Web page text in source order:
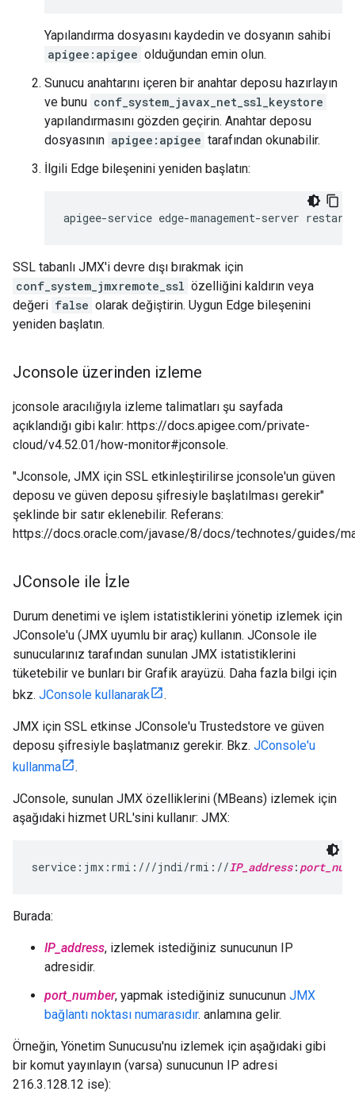
Yapılandırma dosyasını kaydedin ve dosyanın sahibi
apigee:apigee olduğundan emin olun.
Sunucu anahtarını içeren bir anahtar deposu hazırlayın
ve bunu conf_system_javax_net_ssl_keystore
yapılandırmasını gözden geçirin. Anahtar deposu
dosyasının apigee:apigee tarafından okunabilir.
İlgili Edge bileşenini yeniden başlatın:
apigee-service edge-management-server restart
SSL tabanlı JMX'i devre dışı bırakmak için
conf_system_jmxremote_ssl özelliğini kaldırın veya
değeri false olarak değiştirin. Uygun Edge bileşenini
yeniden başlatın.
Jconsole üzerinden izleme
jconsole aracılığıyla izleme talimatları şu sayfada
açıklandığı gibi kalır: https://docs.apigee.com/private-
cloud/v4.52.01/how-monitor#jconsole.
"Jconsole, JMX için SSL etkinleştirilirse jconsole'un güven
deposu ve güven deposu şifresiyle başlatılması gerekir"
şeklinde bir satır eklenebilir. Referans:
https://docs.oracle.com/javase/8/docs/technotes/guides/
JConsole ile İzle
Durum denetimi ve işlem istatistiklerini yönetip izlemek için
JConsole'u (JMX uyumlu bir araç) kullanın. JConsole ile
sunucularınız tarafından sunulan JMX istatistiklerini
tüketebilir ve bunları bir Grafik arayüzü. Daha fazla bilgi için
bkz. JConsole kullanarak .
JMX için SSL etkinse JConsole'u Trustedstore ve güven
deposu şifresiyle başlatmanız gerekir. Bkz. JConsole'u
kullanma
.
JConsole, sunulan JMX özelliklerini (MBeans) izlemek için
aşağıdaki hizmet URL'sini kullanır: JMX:
service:jmx:rmi:///jndi/rmi://IP_address:
Burada:
IP_address, izlemek istediğiniz sunucunun IP
adresidir.
port_number, yapmak istediğiniz sunucunun JMX
bağlantı noktası numarasıdır. anlamına gelir.
Örneğin, Yönetim Sunucusu'nu izlemek için aşağıdaki gibi
bir komut yayınlayın (varsa) sunucunun IP adresi
216.3.128.12 ise):